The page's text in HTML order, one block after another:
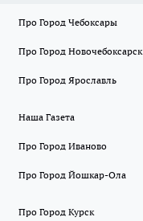
Про Город Чебоксары
Про Город Новочебоксарск
Про Город Ярославль
Наша Газета
Про Город Иваново
Про Город Йошкар-Ола
Про Город Курск